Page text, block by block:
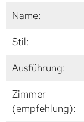
Name:
Stil:
Ausführung:
Zimmer
(empfehlung):